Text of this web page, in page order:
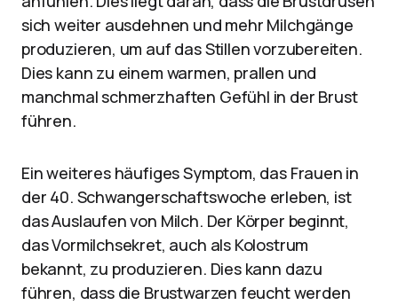
sich weiter ausdehnen und mehr Milchgänge
produzieren, um auf das Stillen vorzubereiten.
Dies kann zu einem warmen, prallen und
manchmal schmerzhaften Gefühl in der Brust
führen.
Ein weiteres häufiges Symptom, das Frauen in
der 40. Schwangerschaftswoche erleben, ist
das Auslaufen von Milch. Der Körper beginnt,
das Vormilchsekret, auch als Kolostrum
bekannt, zu produzieren. Dies kann dazu
führen, dass die Brustwarzen feucht werden